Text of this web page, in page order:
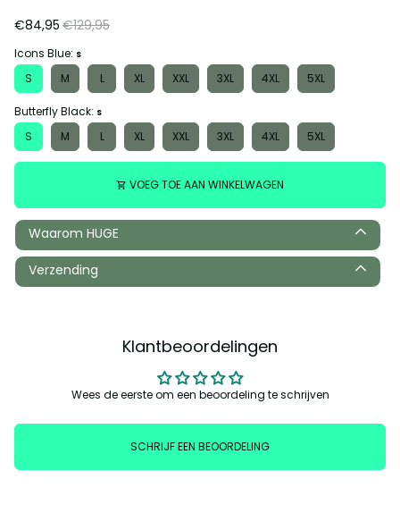
€84,95 €129,95
Icons Blue: S
S M L XL XXL 3XL 4XL 5XL
Butterfly Black: S
S M L XL XXL 3XL 4XL 5XL
shopping_cart VOEG TOE AAN WINKELWAGEN
Waarom HUGE
Verzending
Klantbeoordelingen
Wees de eerste om een beoordeling te schrijven
SCHRIJF EEN BEOORDELING